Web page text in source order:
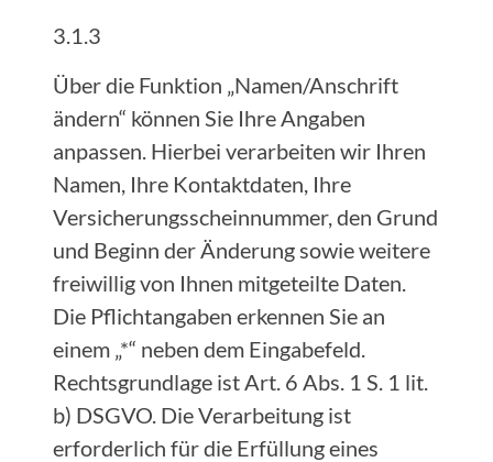
3.1.3
Über die Funktion „Namen/Anschrift
ändern“ können Sie Ihre Angaben
anpassen. Hierbei verarbeiten wir Ihren
Namen, Ihre Kontaktdaten, Ihre
Versicherungsscheinnummer, den Grund
und Beginn der Änderung sowie weitere
freiwillig von Ihnen mitgeteilte Daten.
Die Pflichtangaben erkennen Sie an
einem „*“ neben dem Eingabefeld.
Rechtsgrundlage ist Art. 6 Abs. 1 S. 1 lit.
b) DSGVO. Die Verarbeitung ist
erforderlich für die Erfüllung eines